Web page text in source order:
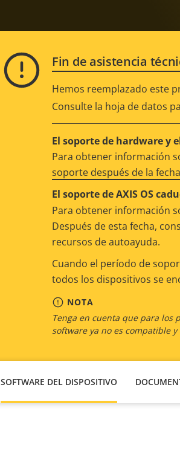
Fin de asistencia
Hemos reemplazado este
Consulte la hoja de datos
El soporte de hardware y
Para obtener información
soporte después de la
El soporte de AXIS OS
Para obtener información
Después de esta fecha,
recursos de autoayuda.
Cuando el período de
todos los dispositivos se
NOTA
Tenga en cuenta que para los
software ya no es compatible
SOFTWARE DEL DISPOSITIVO